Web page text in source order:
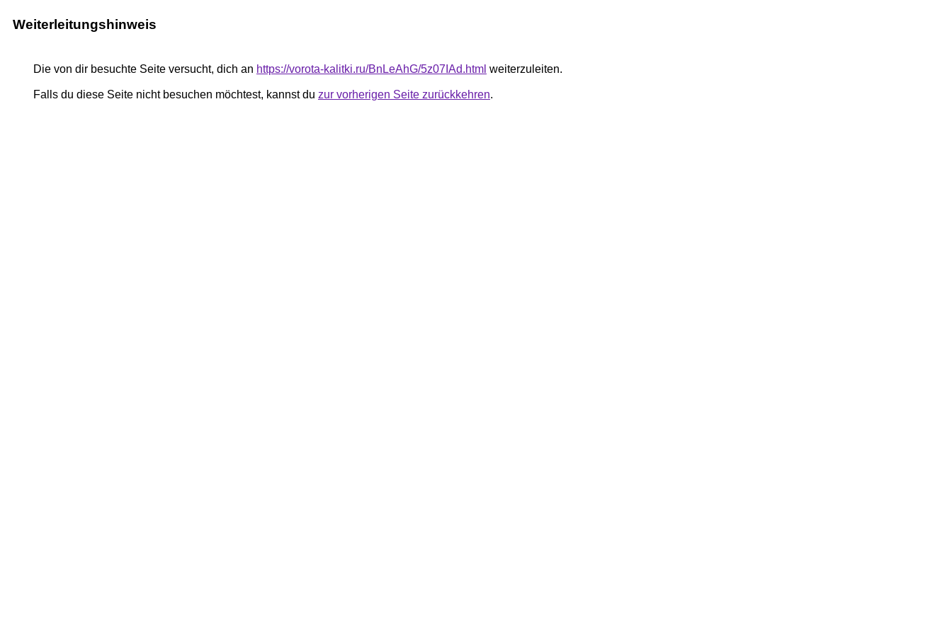
Weiterleitungshinweis
Die von dir besuchte Seite versucht, dich an https://vorota-kalitki.ru/BnLeAhG/5z07IAd.html weiterzuleiten.
Falls du diese Seite nicht besuchen möchtest, kannst du zur vorherigen Seite zurückkehren.